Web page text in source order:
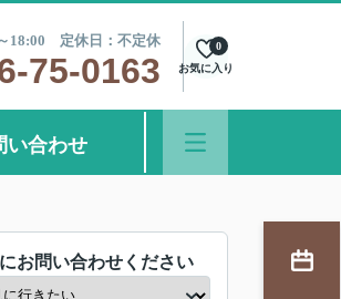
18:00 定休日：不定休
75-0163 お気に入り
0
い合わせ
お問い合わせください